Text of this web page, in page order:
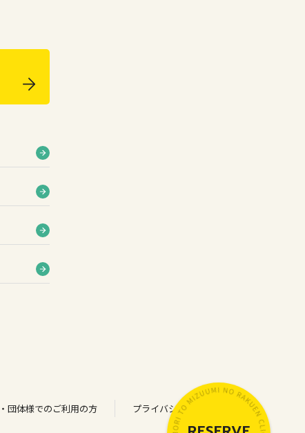
団体様でのご利用の方 プライバシーポリシー